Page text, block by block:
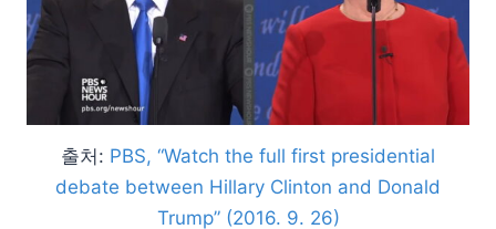
출처: PBS, “Watch the full first presidential
debate between Hillary Clinton and Donald
Trump” (2016. 9. 26)